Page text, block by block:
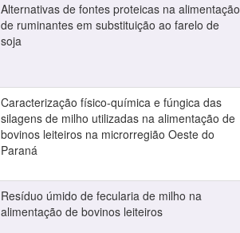
Alternativas de fontes proteicas na alimentação
de ruminantes em substituição ao farelo de
soja
Caracterização físico-química e fúngica das
silagens de milho utilizadas na alimentação de
bovinos leiteiros na microrregião Oeste do
Paraná
Resíduo úmido de fecularia de milho na
alimentação de bovinos leiteiros